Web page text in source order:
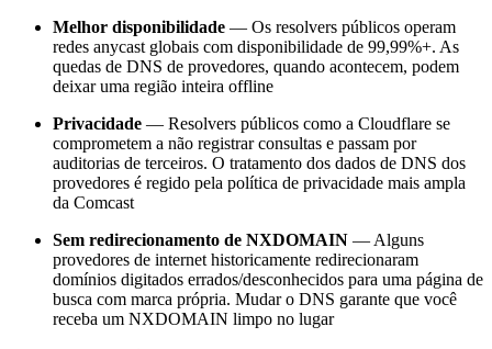
Melhor disponibilidade — Os resolvers públicos operam
redes anycast globais com disponibilidade de 99,99%+. As
quedas de DNS de provedores, quando acontecem, podem
deixar uma região inteira offline
Privacidade — Resolvers públicos como a Cloudflare se
comprometem a não registrar consultas e passam por
auditorias de terceiros. O tratamento dos dados de DNS dos
provedores é regido pela política de privacidade mais ampla
da Comcast
Sem redirecionamento de NXDOMAIN — Alguns
provedores de internet historicamente redirecionaram
domínios digitados errados/desconhecidos para uma página de
busca com marca própria. Mudar o DNS garante que você
receba um NXDOMAIN limpo no lugar